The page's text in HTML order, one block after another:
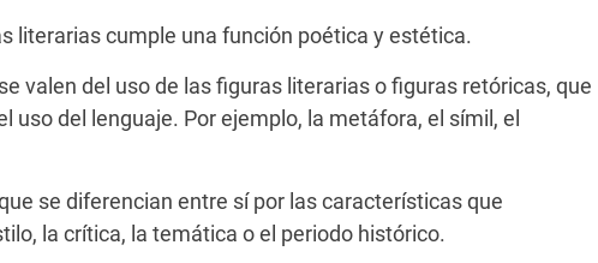
literarias cumple una función poética y estética.
valen del uso de las figuras literarias o figuras retóricas, que
uso del lenguaje. Por ejemplo, la metáfora, el símil, el
se diferencian entre sí por las características que
la crítica, la temática o el periodo histórico.